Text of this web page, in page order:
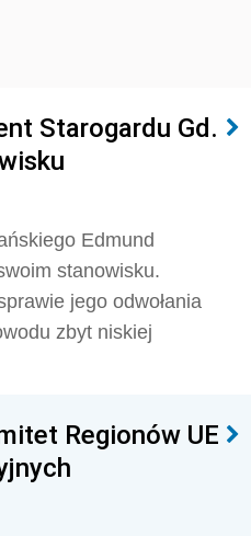
Starogardu Gd.
Edmund
stanowisku.
jego odwołania
zbyt niskiej
Regionów UE